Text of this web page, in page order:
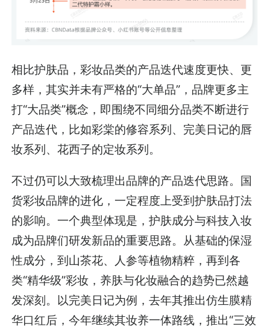
相比护肤品，彩妆品类的产品迭代速度更快、更
多样，其实并未有严格的“大单品”，品牌更多主
打“大品类”概念，即围绕不同细分品类不断进行
产品迭代，比如彩棠的修容系列、完美日记的唇
妆系列、花西子的定妆系列。
不过仍可以大致梳理出品牌的产品迭代思路。国
货彩妆品牌的进化，一定程度上受到护肤品打法
的影响。一个典型体现是，护肤成分与科技入妆
成为品牌们研发新品的重要思路。从基础的保湿
性成分，到山茶花、人参等植物精粹，再到各
类“精华级”彩妆，养肤与化妆融合的趋势已然越
发深刻。以完美日记为例，去年其推出仿生膜精
华口红后，今年继续其妆养一体路线，推出“三效